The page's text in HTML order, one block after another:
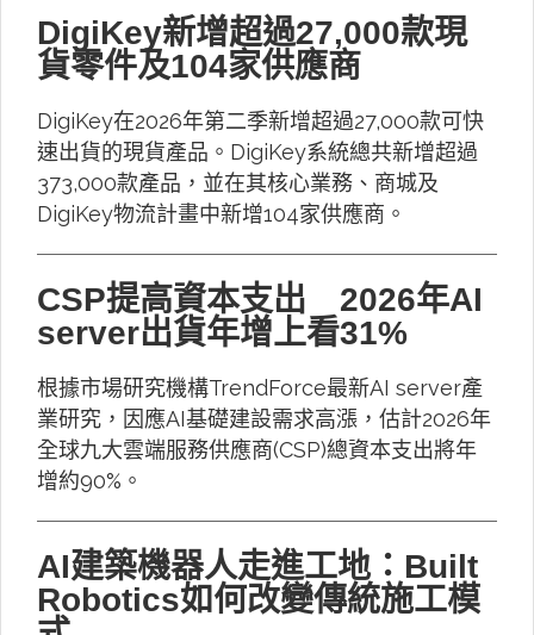
DigiKey新增超過27,000款現
貨零件及104家供應商
DigiKey在2026年第二季新增超過27,000款可快
速出貨的現貨產品。DigiKey系統總共新增超過
373,000款產品，並在其核心業務、商城及
DigiKey物流計畫中新增104家供應商。
CSP提高資本支出 2026年AI
server出貨年增上看31%
根據市場研究機構TrendForce最新AI server產
業研究，因應AI基礎建設需求高漲，估計2026年
全球九大雲端服務供應商(CSP)總資本支出將年
增約90%。
AI建築機器人走進工地：Built
Robotics如何改變傳統施工模